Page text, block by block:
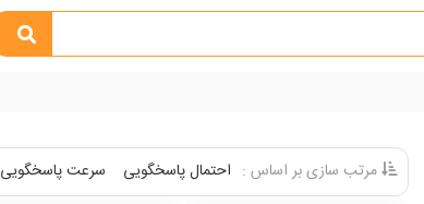
مرتب سازی بر اساس : احتمال پاسخگویی سرعت پاسخگویی